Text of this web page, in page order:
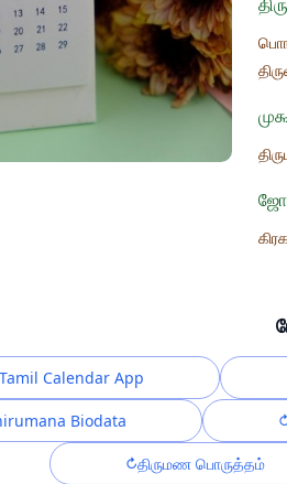
Tamil Calendar App
Biodata
திருமண பொருத்தம்